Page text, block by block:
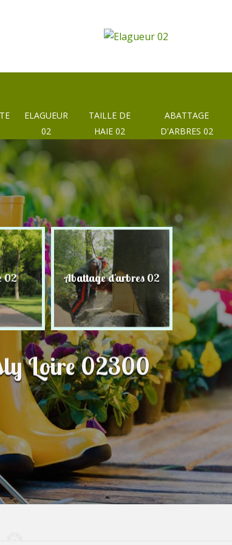
ELAGUEUR
02
TAILLE DE
HAIE 02
ABATTAGE
D'ARBRES 02
02 Abattage d'arbres 02 Taille
Loire 02300